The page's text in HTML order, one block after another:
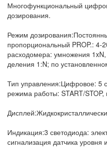
Многофункциональный
дозирования.
Режим дозирования:
пропорциональный PROP.: 4-
расходомера: умножения
деления 1:N; по
Тип управления:Цифровое: 5
режима работы: START/
Дисплей:
Индикация:3 светодиода:
сигнализация датчика уровня